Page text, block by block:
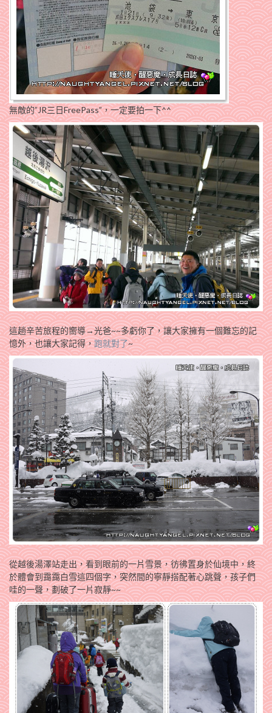
無敵的”JR三日FreePass”，一定要拍一下^^
這趟辛苦旅程的嚮導→光爸~~多虧你了，讓大家擁有一個難忘的記
憶外，也讓大家記得，跑就對了~
從越後湯澤站走出，看到眼前的一片雪景，彷彿置身於仙境中，終
於體會到靄靄白雪這四個字，突然間的寧靜搭配著心跳聲，孩子們
哇的一聲，劃破了一片寂靜~~